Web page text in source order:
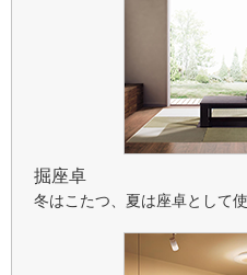
掘座卓
冬はこたつ、夏は座卓として